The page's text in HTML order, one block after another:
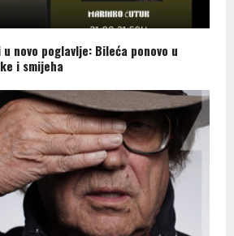
novo poglavlje: Bileća ponovo u
i smijeha